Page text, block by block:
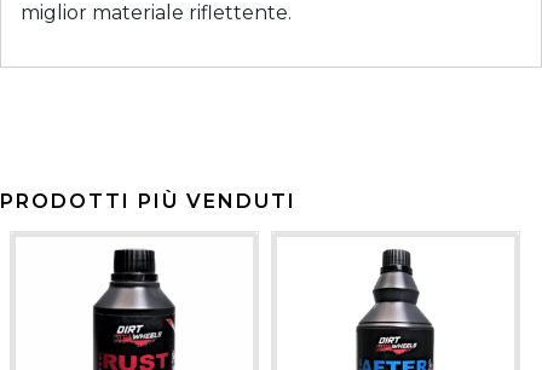
miglior materiale riflettente.
PRODOTTI PIÙ VENDUTI